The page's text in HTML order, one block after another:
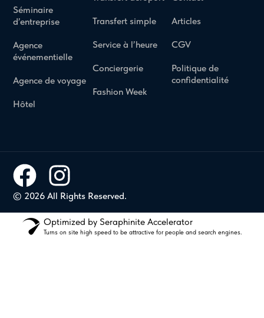
Séminaire
d’entreprise
Agence
événementielle
Agence de voyage
Hôtel
Transfert simple
Service à l’heure
Conciergerie
Fashion Week
Articles
CGV
Politique de
confidentialité
© 2026 All Rights Reserved.
Optimized by Seraphinite Accelerator
Turns on site high speed to be attractive for people and search engines.